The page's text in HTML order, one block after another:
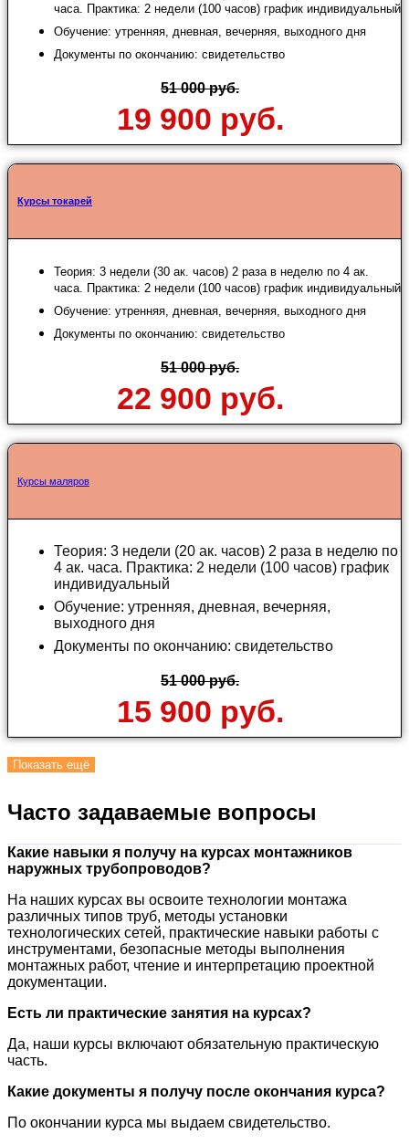
часа. Практика: 2 недели (100 часов) график индивидуальный
Обучение: утренняя, дневная, вечерняя, выходного дня
Документы по окончанию: свидетельство
51 000 руб.
19 900 руб.
Курсы токарей
Теория: 3 недели (30 ак. часов) 2 раза в неделю по 4 ак.
часа. Практика: 2 недели (100 часов) график индивидуальный
Обучение: утренняя, дневная, вечерняя, выходного дня
Документы по окончанию: свидетельство
51 000 руб.
22 900 руб.
Курсы маляров
Теория: 3 недели (20 ак. часов) 2 раза в неделю по
4 ак. часа. Практика: 2 недели (100 часов) график
индивидуальный
Обучение: утренняя, дневная, вечерняя,
выходного дня
Документы по окончанию: свидетельство
51 000 руб.
15 900 руб.
Показать ещё
Часто задаваемые вопросы
Какие навыки я получу на курсах монтажников
наружных трубопроводов?
На наших курсах вы освоите технологии монтажа
различных типов труб, методы установки
технологических сетей, практические навыки работы с
инструментами, безопасные методы выполнения
монтажных работ, чтение и интерпретацию проектной
документации.
Есть ли практические занятия на курсах?
Да, наши курсы включают обязательную практическую
часть.
Какие документы я получу после окончания курса?
По окончании курса мы выдаем свидетельство.